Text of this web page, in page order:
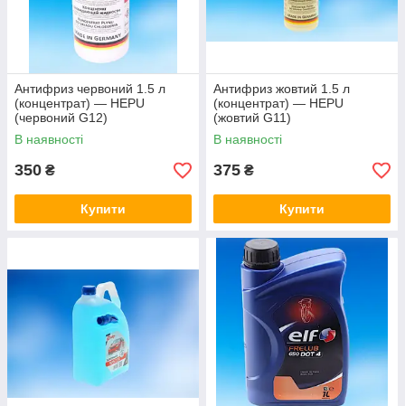
Антифриз червоний 1.5 л
(концентрат) — HEPU
(червоний G12)
В наявності
350 ₴
Купити
Антифриз жовтий 1.5 л
(концентрат) — HEPU
(жовтий G11)
В наявності
375 ₴
Купити